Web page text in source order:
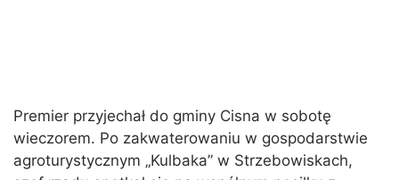
Premier przyjechał do gminy Cisna w sobotę
wieczorem. Po zakwaterowaniu w gospodarstwie
agroturystycznym „Kulbaka” w Strzebowiskach,